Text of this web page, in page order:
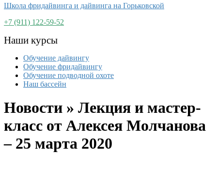
Школа фридайвинга и дайвинга на Горьковской
+7 (911) 122-59-52
Наши курсы
Обучение дайвингу
Обучение фридайвингу
Обучение подводной охоте
Наш бассейн
Новости » Лекция и мастер-
класс от Алексея Молчанова
– 25 марта 2020